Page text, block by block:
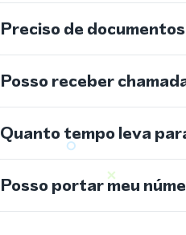
Preciso de
Posso receber
Quanto tempo leva
Posso portar meu